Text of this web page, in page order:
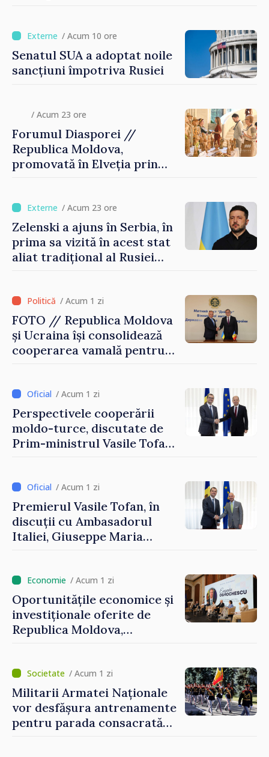
/ Acum 10 ore
Senatul SUA a adoptat noile
sancțiuni împotriva Rusiei
/ Acum 23 ore
Forumul Diasporei //
Republica Moldova,
promovată în Elveția prin
/ Acum 23 ore
Zelenski a ajuns în Serbia, în
prima sa vizită în acest stat
aliat tradițional al Rusiei
/ Acum 1 zi
FOTO // Republica Moldova
și Ucraina își consolidează
cooperarea vamală pentru
Reuniune la Moghiliov-
Podolsk
/ Acum 1 zi
Perspectivele cooperării
moldo-turce, discutate de
Prim-ministrul Vasile Tofan
/ Acum 1 zi
Premierul Vasile Tofan, în
discuții cu Ambasadorul
Italiei, Giuseppe Maria
/ Acum 1 zi
Oportunitățile economice și
investiționale oferite de
Republica Moldova,
Forumul Diasporei
/ Acum 1 zi
Militarii Armatei Naționale
vor desfășura antrenamente
pentru parada consacrată